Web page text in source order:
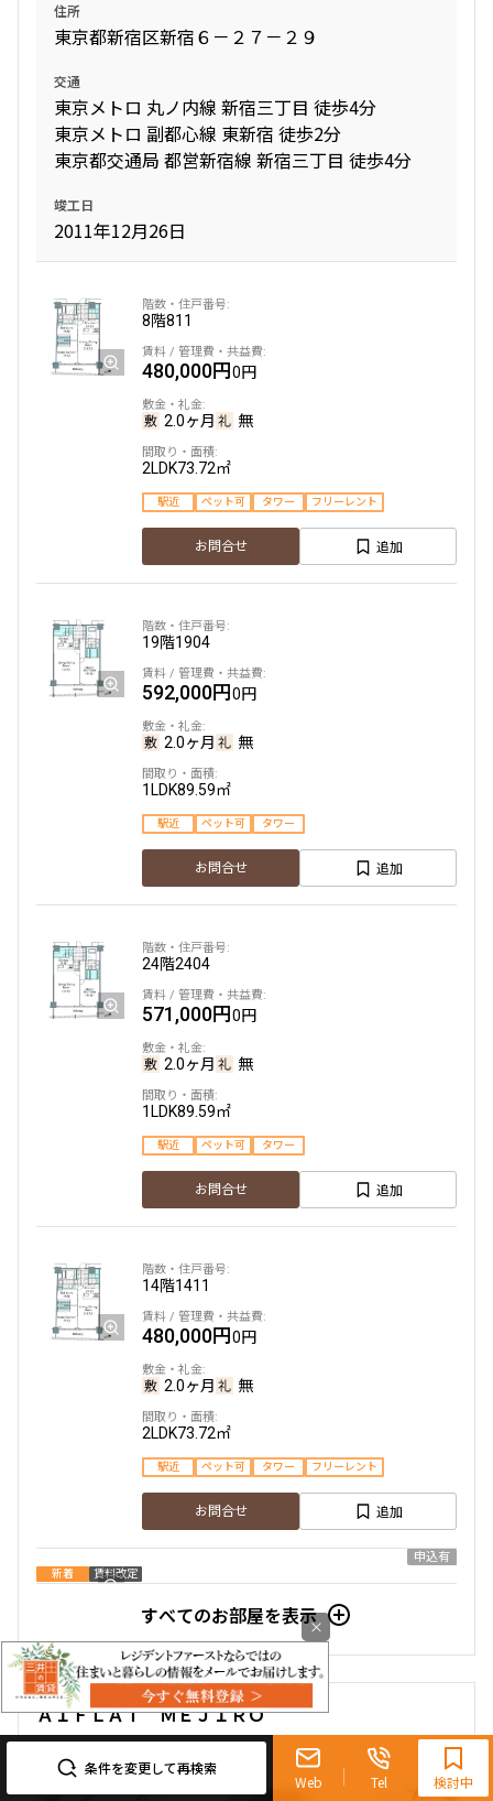
条件を変更して再検索
Web Tel
0120-321-719
9:30~18:00（水曜定休）
検討中
住所
東京都新宿区新宿６－２７－２９
交通
東京メトロ 丸ノ内線 新宿三丁目 徒歩4分
東京メトロ 副都心線 東新宿 徒歩2分
東京都交通局 都営新宿線 新宿三丁目 徒歩4分
竣工日
2011年12月26日
8階811
480,000円0円
2.0ヶ月 無
2LDK73.72㎡
駅近 ペット可 タワー フリーレント
お問合せ 追加
19階1904
592,000円0円
2.0ヶ月 無
1LDK89.59㎡
駅近 ペット可 タワー
お問合せ 追加
24階2404
571,000円0円
2.0ヶ月 無
1LDK89.59㎡
駅近 ペット可 タワー
お問合せ 追加
14階1411
480,000円0円
2.0ヶ月 無
2LDK73.72㎡
駅近 ペット可 タワー フリーレント
お問合せ 追加
新着 賃料改定
申込有
21階 2123
642,000円0円
2.0ヶ月 無
2LDK100.35㎡
すべてのお部屋を表示
ＡＩＦＬＡＴ ＭＥＪＩＲＯ
×